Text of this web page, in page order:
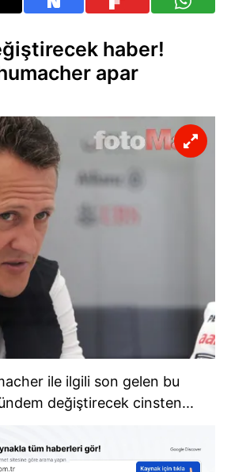
haber!
apar
ile ilgili son gelen bu
değiştirecek cinsten...